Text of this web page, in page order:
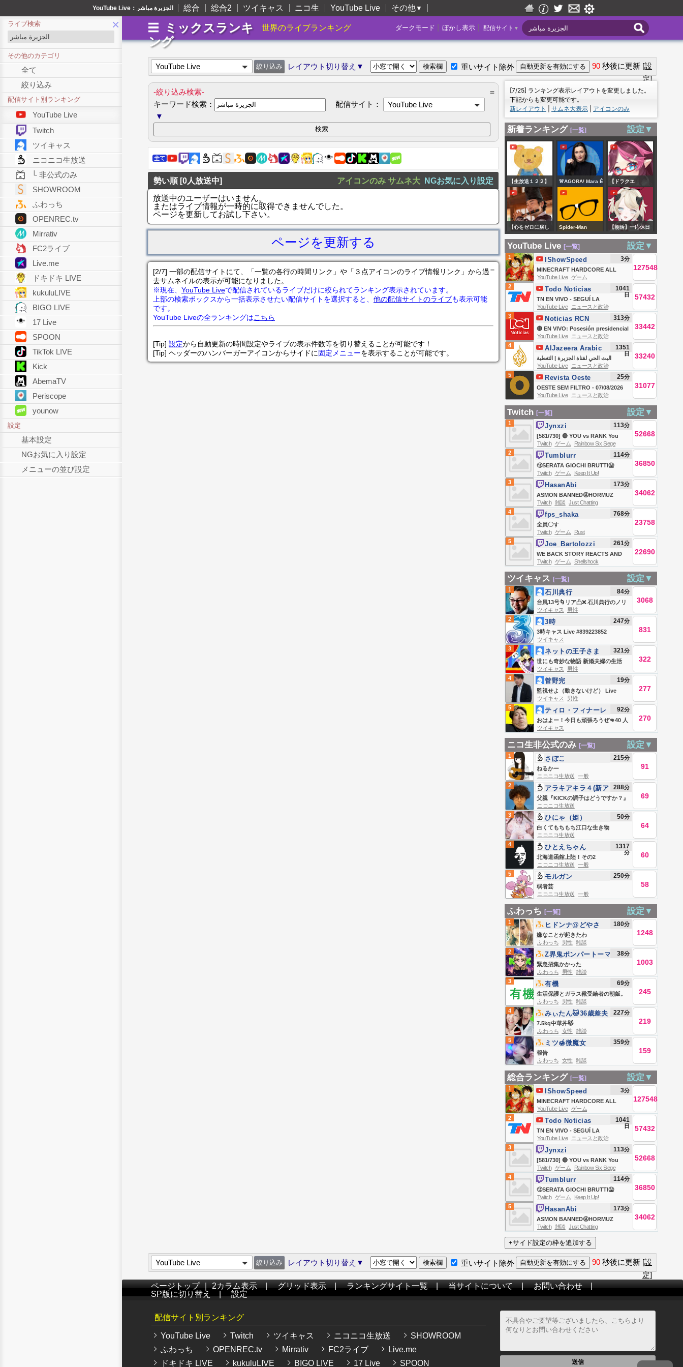
YouTube Live：الجزيرة مباشر 総合 総合2 ツイキャス ニコ生 YouTube Live その他▼
ミックスランキ
ング
世界のライブランキング 配信サイト ▼
ぼかし表示
ダークモード
×
ライブ検索
その他のカテゴリ
全て
絞り込み
配信サイト別ランキング
YouTube Live
Twitch
ツイキャス
ニコニコ生放送
└ 非公式のみ
SHOWROOM
ふわっち
OPENREC.tv
Mirrativ
FC2ライブ
Live.me
ドキドキ LIVE
kukuluLIVE
BIGO LIVE
17 Live
SPOON
TikTok LIVE
Kick
AbemaTV
Periscope
younow
設定
基本設定
NGお気に入り設定
メニューの並び設定
YouTube Live レイアウト切り替え▼ 重いサイト除外 90 秒後に更新 [設
定]
-絞り込み検索-
＝
キーワード検索：
配信サイト：
YouTube Live
▼
勢い順 [0人放送中] アイコンのみ サムネ大
NGお気に入り設定
放送中のユーザーはいません。
またはライブ情報が一時的に取得できませんでした。
ページを更新してお試し下さい。
ページを更新する
＝
[2/7] 一部の配信サイトにて、「一覧の各行の時間リンク」や「３点アイコンのライブ情報リンク」から過
去サムネイルの表示が可能になりました。
※現在、 YouTube Liveで配信されているライブだけに絞られてランキング表示されています。
上部の検索ボックスから一括表示させたい配信サイトを選択すると、 他の配信サイトのライブも表示可能
です。
YouTube Liveの全ランキングはこちら
[Tip] 設定から自動更新の時間設定やライブの表示件数等を切り替えることが可能です！
[Tip] ヘッダーのハンバーガーアイコンからサイドに固定メニューを表示することが可能です。
[7/25] ランキング表示レイアウトを変更しました。
下記からも変更可能です。
新レイアウト
サムネ大表示 アイコンのみ
新着ランキング [一覧] 設定▼
【生放送１２２】
パンナコッタ早朝
フライト♪
🚨AGORA! Mara É
DESMASCARADA
e PIOR
ACONTECE; VAZA
NOME ÉPICO em
POLÊMICA com
Boca Rosa
【ドラクエ
10/DQX/Vtuber】
久々に防衛軍いき
たい気持ち
【心をゼロに戻し
て整える】今日が
龍笛 | Zen Flute
Music Japan 🇯🇵
| 2026/8/8(土)🦁
Spider-Man
DOOMED
Avengers |
Villainous X-Men?
| Ring of Power
Desolation - FNT
VEGAS 418
【朝活】一応休日
と呼ばれる今日…
みんな起きてこれ
るかな？
YouTube Live [一覧] 設定▼
1
MINECRAFT HARDCORE ALL
BOSSES DAY 1 🍄🔨🧟‍♂️ft. KaiCenat
IShowSpeed 3分
127548
YouTube Live ゲーム
2
TN EN VIVO - SEGUÍ LA
TRANSMISIÓN EN VIVO DE TODO
NOTICIAS
Todo Noticias 1041
日 57432
YouTube Live
ニュースと政治
3
🔴 EN VIVO: Posesión presidencial
de Abelardo de la Espriella
Noticias RCN 313分
33442
YouTube Live
ニュースと政治
4
البث الحي لقناة الجزيرة | التغطية
مستمرة
AlJazeera Arabic
قناة الجزيرة
1351
日 33240
YouTube Live
ニュースと政治
5
OESTE SEM FILTRO - 07/08/2026
Revista Oeste 25分
31077
YouTube Live ニュースと政治
Twitch [一覧] 設定▼
1
[581/730] 🔴 YOU vs RANK You
Deserve -> DONUT SMP DAY 2 🔴
Jynxzi 113分
52668
Twitch ゲーム
Rainbow Six Siege
2
🤢SERATA GIOCHI BRUTTI🤮
REACTIONS💥E SORPRESA💥
Tumblurr 114分
36850
Twitch ゲーム
Keep It Up!
3
ASMON BANNED🤬HORMUZ
DEAL🤬TRUMP AGAINST
BIRTHRIGHT AGAIN🤬STRAIT
CLOSED🤬PUBLIC ENEMY #1🤬
HONG DYNASTY IN WI🤬GAME
NIGHT FEAR&🤬
HasanAbi 173分
34062
Twitch 雑談 Just Chatting
4
全員〇す
fps_shaka 768分
23758
Twitch ゲーム
Rust
5
WE BACK STORY REACTS AND
GAMING JOIN JOIN JOIN
Joe_Bartolozzi 261分
22690
Twitch ゲーム Shellshock
ツイキャス [一覧] 設定▼
1
台風13号🌀リア凸❌ 石川典行のノリ
ユキラジオ
石川典行 84分
3068
ツイキャス
男性
2
3時キャス Live #839223852
3時 247分
831
ツイキャス
3
世にも奇妙な物語 新婚夫婦の生活
ネットの王子さま
(笑)
321分
322
ツイキャス
男性
4
監視せよ（動きないけど） Live
#839228396
菅野完 19分
277
ツイキャス
男性
5
おはよー！今日も頑張ろうぜ👊40 人
生楽笑！
ティロ・フィナーレ
加川
92分
270
ツイキャス
ニコ生非公式のみ [一覧] 設定▼
1
ねるかー
さぼこ 215分
91
ニコニコ生放送 一般
2
父親『KICKの調子はどうですか？』
アラキアキラ４(新ア
カウント)
288分
69
ニコニコ生放送
3
白くてもちもち江口な生き物
ひにゃ（姫） 50分
64
ニコニコ生放送
4
北海道函館上陸！その2
ひとえちゃん 1317
分 60
ニコニコ生放送 一般
5
弱者芸
モルガン 250分
58
ニコニコ生放送 一般
ふわっち [一覧] 設定▼
1
嫌なことが起きたわ
ヒドンナ@どやさ 180分
1248
ふわっち 男性 雑談
2
緊急招集かかった
Z界鬼ポンパートーマ
ス🍅
38分
1003
ふわっち 男性 雑談
3
生活保護とガラス靴受給者の朝飯。
有機 69分
245
ふわっち 男性 雑談
4
7.5kg中華丼😾
みぃたん🐱36歳差夫
婦の大食い嫁
227分
219
ふわっち 女性 雑談
5
報告
ミツ🍯微魔女 359分
159
ふわっち 女性 雑談
総合ランキング [一覧] 設定▼
1
MINECRAFT HARDCORE ALL
BOSSES DAY 1 🍄🔨🧟‍♂️ft. KaiCenat
IShowSpeed 3分
127548
YouTube Live ゲーム
2
TN EN VIVO - SEGUÍ LA
TRANSMISIÓN EN VIVO DE TODO
NOTICIAS
Todo Noticias 1041
日 57432
YouTube Live
ニュースと政治
3
[581/730] 🔴 YOU vs RANK You
Deserve -> DONUT SMP DAY 2 🔴
Jynxzi 113分
52668
Twitch ゲーム
Rainbow Six Siege
4
🤢SERATA GIOCHI BRUTTI🤮
REACTIONS💥E SORPRESA💥
Tumblurr 114分
36850
Twitch ゲーム
Keep It Up!
5
ASMON BANNED🤬HORMUZ
DEAL🤬TRUMP AGAINST
BIRTHRIGHT AGAIN🤬STRAIT
CLOSED🤬PUBLIC ENEMY #1🤬
HONG DYNASTY IN WI🤬GAME
HasanAbi 173分
34062
Twitch 雑談 Just Chatting
YouTube Live レイアウト切り替え▼ 重いサイト除外 90 秒後に更新 [設
定]
ページトップ｜2カラム表示|グリッド表示|ランキングサイト一覧|当サイトについて|お問い合わせ|
SP版に切り替え
設定
配信サイト別ランキング
YouTube Live Twitch ツイキャス ニコニコ生放送
SHOWROOM
ふわっち
OPENREC.tv Mirrativ FC2ライブ
Live.me
ドキドキ LIVE
kukuluLIVE BIGO LIVE 17 Live SPOON 送信